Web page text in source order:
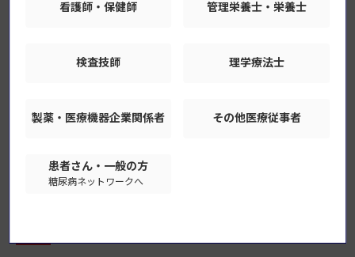
2026年7月23日
甲状腺の解剖学
2026年7月16日
3．腎実質性高血圧と腎血管性高血圧の管理
看護師・保健師 管理栄養士・栄養士
検査技師 理学療法士
製薬・医療機器企業関係者 その他医療従事者
患者さん・一般の方
糖尿病ネットワークへ